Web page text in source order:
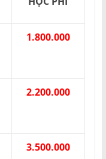
1.800.000
2.200.000
3.500.000